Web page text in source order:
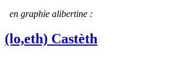
en graphie alibertine :
(lo,eth) Castèth